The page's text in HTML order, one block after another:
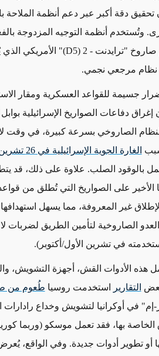
دقة أكبر عبر دعم أنظمة الملاحة
وتُستخدم أنظمة التوجيه المزدوجة
"ترايدنت - 2
(D5)
" الأمريكي
نظام مرجعي نجمي.
جسيمة للقواعد العسكرية ومقار
إيران إغراق دفاعات الصواريخ الإسرائيلية
الصاروخي بسرعة كبيرة، في وقت
الغارة الجوية
بالوقود الصلب. علاوة على ذلك، قد
الأخير على الصواريخ التي تُطلق من
غير المعروفة، مما يسهل
الصاروخية لتأمين الطريق لضربات
في تشرين الأول/أكتوبر).
هذه الأدوات القش، أجهزة التشويش،
التقارير استخدمت روسيا طُعوم من
"إس إس-26 إسكندر-إم" في أوكرانيا لتشويش وخداع
بها، فقد تعمل موسكو (وربما
أو تطوير أدوات جديدة. وفي الواقع،